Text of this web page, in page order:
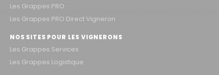
Les Grappes PRO
Les Grappes PRO Direct Vigneron
NOS SITES POUR LES VIGNERONS
Les Grappes Services
Les Grappes Logistique